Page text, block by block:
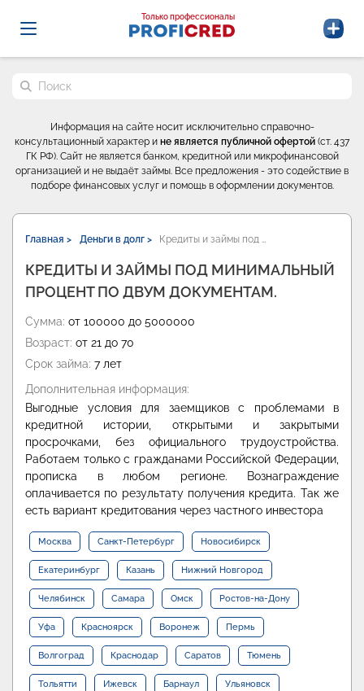
Probrokery - Только профессионалы
Только профессионалы
Поиск по сайту
Информация на сайте носит исключительно справочно-
консультационный характер и не является публичной офертой (ст. 437
ГК РФ). Сайт не является банком, кредитной или микрофинансовой
организацией и не выдаёт займы. Все предложения - это содействие в
подборе финансовых услуг и помощь в оформлении документов.
Главная > Деньги в долг > Кредиты и займы под …
КРЕДИТЫ И ЗАЙМЫ ПОД МИНИМАЛЬНЫЙ
ПРОЦЕНТ ПО ДВУМ ДОКУМЕНТАМ.
Сумма: от 100000 до 5000000
Возраст: от 21 до 70
Срок займа: 7 лет
Дополнительная информация:
Выгодные условия для заемщиков с проблемами в
кредитной истории, открытыми и закрытыми
просрочками, без официального трудоустройства.
Работаем только с гражданами Российской Федерации,
прописка в любом регионе. Вознаграждение
оплачивается по результату получения кредита. Так же
есть вариант кредитования через частного инвестора
Москва Санкт-Петербург Новосибирск
Екатеринбург Казань Нижний Новгород
Челябинск Самара Омск Ростов-на-Дону
Уфа Красноярск Воронеж Пермь
Волгоград Краснодар Саратов Тюмень
Тольятти Ижевск Барнаул Ульяновск